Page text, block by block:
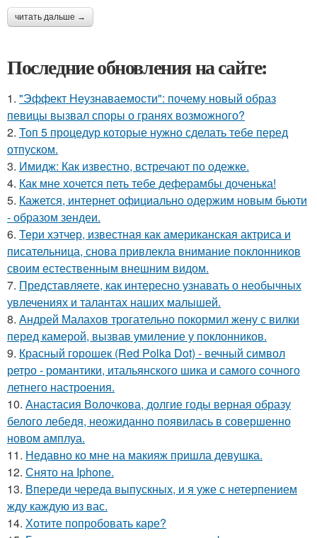
читать дальше →
Последние обновления на сайте:
1. "Эффект Неузнаваемости": почему новый образ
певицы вызвал споры о гранях возможного?
2. Топ 5 процедур которые нужно сделать тебе перед
отпуском.
3. Имидж: Как известно, встречают по одежке.
4. Как мне хочется петь тебе деферамбы доченька!
5. Кажется, интернет официально одержим новым бьюти
- образом зендеи.
6. Тери хэтчер, известная как американская актриса и
писательница, снова привлекла внимание поклонников
своим естественным внешним видом.
7. Представляете, как интересно узнавать о необычных
увлечениях и талантах наших малышей.
8. Андрей Малахов трогательно покормил жену с вилки
перед камерой, вызвав умиление у поклонников.
9. Красный горошек (Red Polka Dot) - вечный символ
ретро - романтики, итальянского шика и самого сочного
летнего настроения.
10. Анастасия Волочкова, долгие годы верная образу
белого лебедя, неожиданно появилась в совершенно
новом амплуа.
11. Недавно ко мне на макияж пришла девушка.
12. Снято на Iphone.
13. Впереди череда выпускных, и я уже с нетерпением
жду каждую из вас.
14. Хотите попробовать каре?